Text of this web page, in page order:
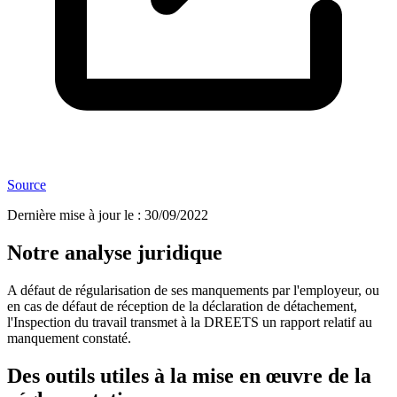
Source
Dernière mise à jour le : 30/09/2022
Notre analyse juridique
A défaut de régularisation de ses manquements par l'employeur, ou
en cas de défaut de réception de la déclaration de détachement,
l'Inspection du travail transmet à la DREETS un rapport relatif au
manquement constaté.
Des outils utiles à la mise en œuvre de la